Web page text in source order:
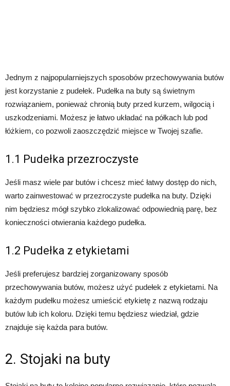
Jednym z najpopularniejszych sposobów przechowywania butów
jest korzystanie z pudełek. Pudełka na buty są świetnym
rozwiązaniem, ponieważ chronią buty przed kurzem, wilgocią i
uszkodzeniami. Możesz je łatwo układać na półkach lub pod
łóżkiem, co pozwoli zaoszczędzić miejsce w Twojej szafie.
1.1 Pudełka przezroczyste
Jeśli masz wiele par butów i chcesz mieć łatwy dostęp do nich,
warto zainwestować w przezroczyste pudełka na buty. Dzięki
nim będziesz mógł szybko zlokalizować odpowiednią parę, bez
konieczności otwierania każdego pudełka.
1.2 Pudełka z etykietami
Jeśli preferujesz bardziej zorganizowany sposób
przechowywania butów, możesz użyć pudełek z etykietami. Na
każdym pudełku możesz umieścić etykietę z nazwą rodzaju
butów lub ich koloru. Dzięki temu będziesz wiedział, gdzie
znajduje się każda para butów.
2. Stojaki na buty